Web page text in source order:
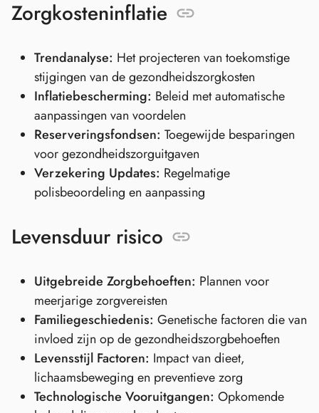
Zorgkosteninflatie
Trendanalyse: Het projecteren van toekomstige
stijgingen van de gezondheidszorgkosten
Inflatiebescherming: Beleid met automatische
aanpassingen van voordelen
Reserveringsfondsen: Toegewijde besparingen
voor gezondheidszorguitgaven
Verzekering Updates: Regelmatige
polisbeoordeling en aanpassing
Levensduur risico
Uitgebreide Zorgbehoeften: Plannen voor
meerjarige zorgvereisten
Familiegeschiedenis: Genetische factoren die van
invloed zijn op de gezondheidszorgbehoeften
Levensstijl Factoren: Impact van dieet,
lichaamsbeweging en preventieve zorg
Technologische Vooruitgangen: Opkomende